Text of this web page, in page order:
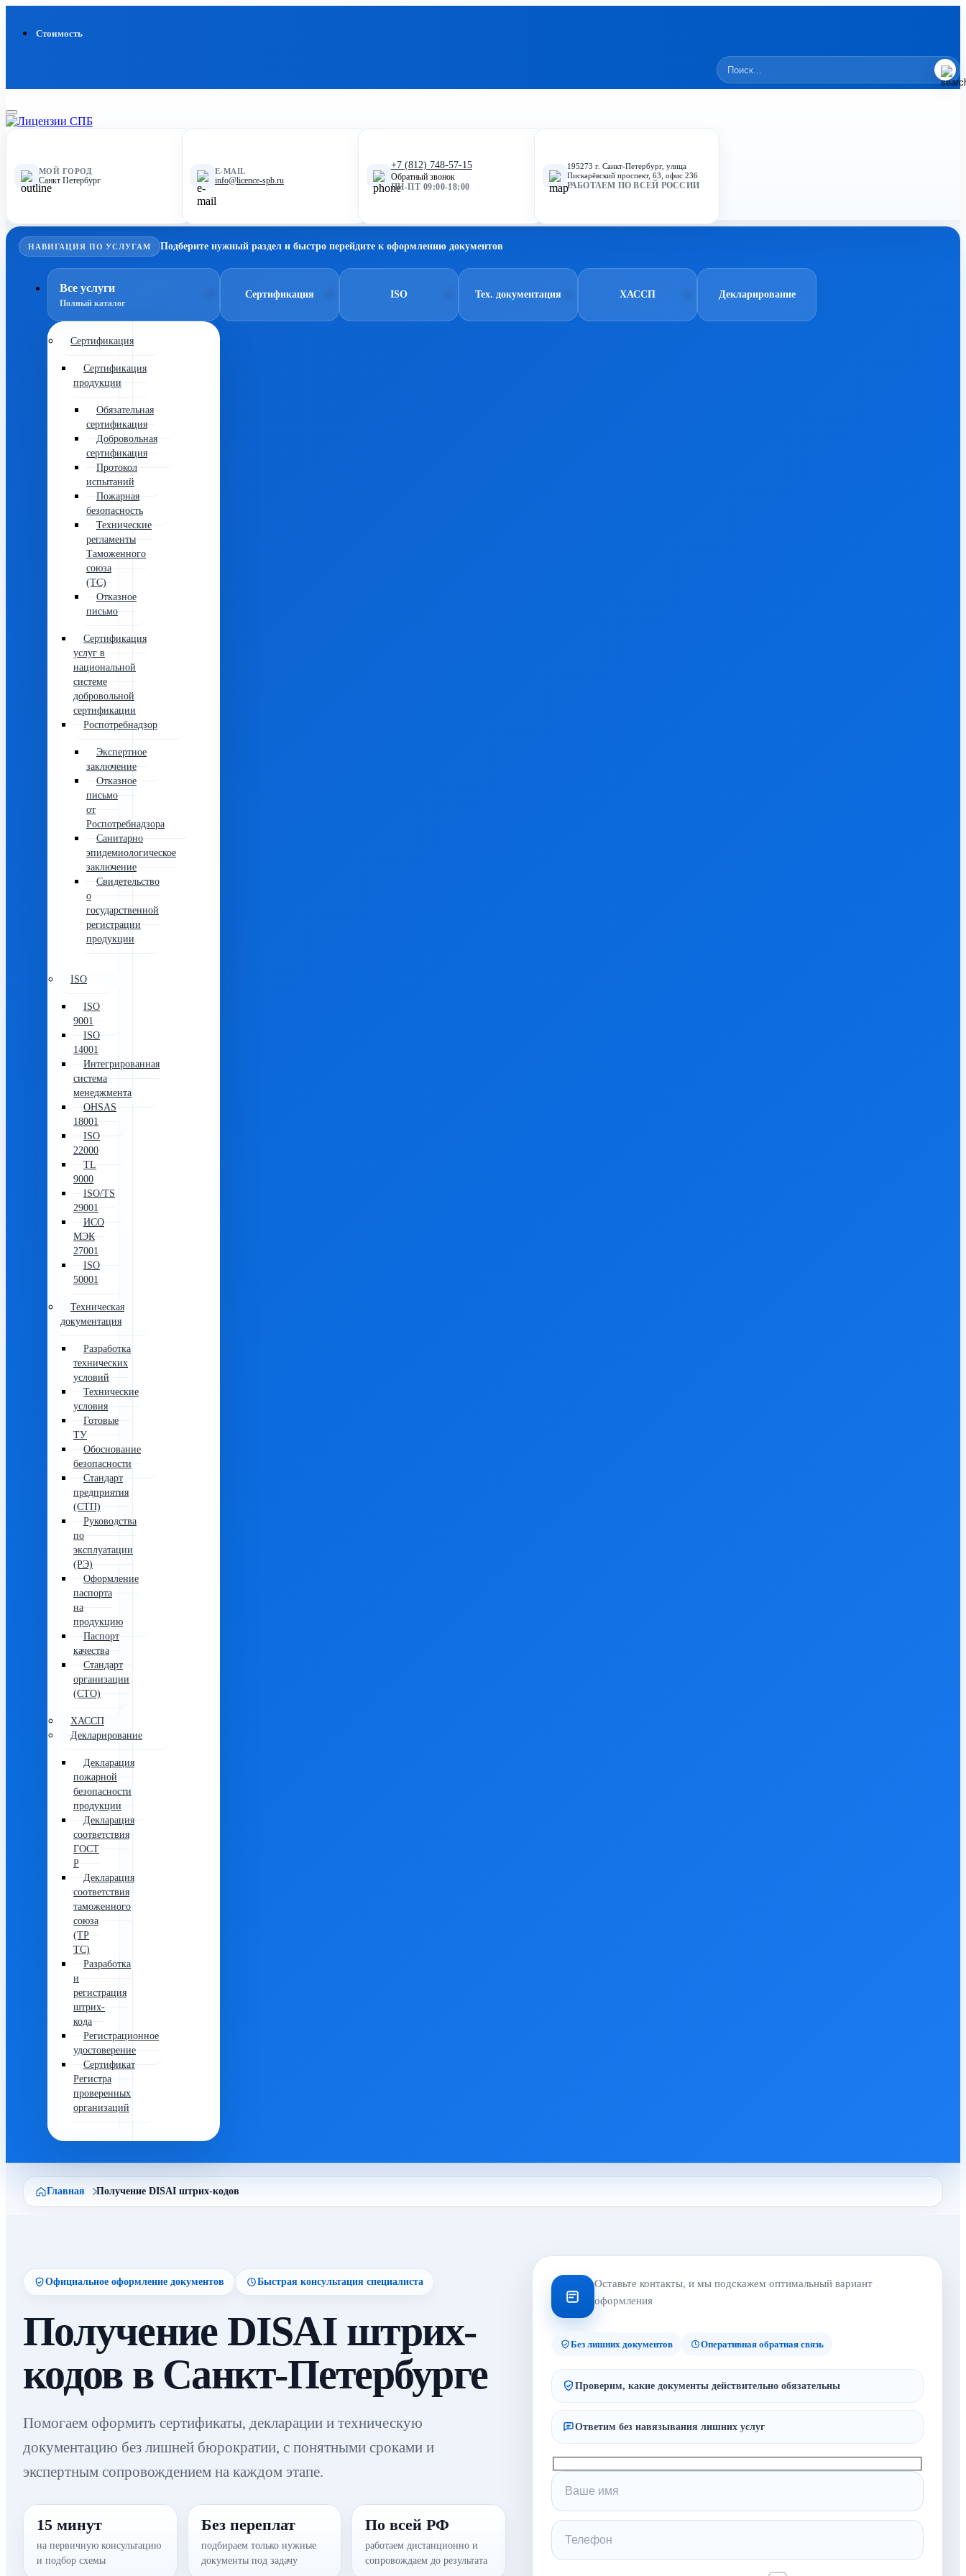
Стоимость
МОЙ ГОРОД
Санкт Петербург
E-MAIL
info@licence-spb.ru
+7 (812) 748-57-15
Обратный звонок
ПН-ПТ 09:00-18:00
195273 г. Санкт-Петербург, улица
Пискарёвский проспект, 63, офис 236
РАБОТАЕМ ПО ВСЕЙ РОССИИ
НАВИГАЦИЯ ПО УСЛУГАМ Подберите нужный раздел и быстро перейдите к оформлению документов
Все услуги
Полный каталог
Сертификация
Сертификация
продукции
Обязательная
сертификация
Добровольная
сертификация
Протокол
испытаний
Пожарная
безопасность
Технические
регламенты
Таможенного
союза
(ТС)
Отказное
письмо
Сертификация
услуг в
национальной
системе
добровольной
сертификации
Роспотребнадзор
Экспертное
заключение
Отказное
письмо
от
Роспотребнадзора
Санитарно
эпидемиологическое
заключение
Свидетельство
о
государственной
регистрации
продукции
ISO
ISO
9001
ISO
14001
Интегрированная
система
менеджмента
OHSAS
18001
ISO
22000
TL
9000
ISO/TS
29001
ИСО
МЭК
27001
ISO
50001
Техническая
документация
Разработка
технических
условий
Технические
условия
Готовые
ТУ
Обоснование
безопасности
Стандарт
предприятия
(СТП)
Руководства
по
эксплуатации
(РЭ)
Оформление
паспорта
на
продукцию
Паспорт
качества
Стандарт
организации
(СТО)
ХАССП
Декларирование
Декларация
пожарной
безопасности
продукции
Декларация
соответствия
ГОСТ
Р
Декларация
соответствия
таможенного
союза
(ТР
ТС)
Разработка
и
регистрация
штрих-
кода
Регистрационное
удостоверение
Сертификат
Регистра
проверенных
организаций
Сертификация ISO Тех. документация ХАССП Декларирование
Главная Получение DISAI штрих-кодов
Официальное оформление документов Быстрая консультация специалиста
Получение DISAI штрих-
кодов в Санкт-Петербурге
Помогаем оформить сертификаты, декларации и техническую
документацию без лишней бюрократии, с понятными сроками и
экспертным сопровождением на каждом этапе.
15 минут
на первичную консультацию
и подбор схемы
Без переплат
подбираем только нужные
документы под задачу
По всей РФ
работаем дистанционно и
сопровождаем до результата
Оставьте контакты, и мы подскажем оптимальный вариант
оформления
Без лишних документов Оперативная обратная связь
Проверим, какие документы действительно обязательны
Ответим без навязывания лишних услуг